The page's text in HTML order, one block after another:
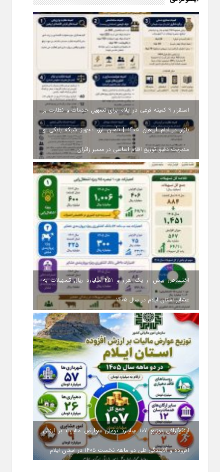
استقرار ۹ کمیته فرعی در ایلام برای تسهیل خدمات و نظارت بر
بازار در ایام اربعین ۱۴۰۵ | تأمین ارز، تجهیز شبکه بانکی و
مدیریت دقیق توزیع اقلام اساسی در مسیر زائران
اختصاص بیش از یک هزار و ۴۵۱ میلیارد ریال تسهیلات به
عشایر استان ایلام در سال ۱۴۰۵
اینفوگرافی توزیع ۱۰۷ میلیارد تومان عوارض مالیات بر ارزش
افزوده و آلایندگی طی دو ماهه نخست ۱۴۰۵ در استان ایلام